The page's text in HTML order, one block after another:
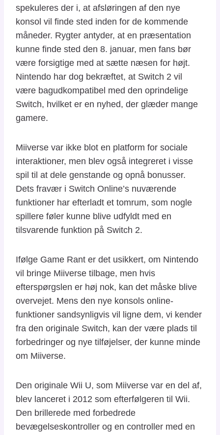
spekuleres der i, at afsløringen af den nye
konsol vil finde sted inden for de kommende
måneder. Rygter antyder, at en præsentation
kunne finde sted den 8. januar, men fans bør
være forsigtige med at sætte næsen for højt.
Nintendo har dog bekræftet, at Switch 2 vil
være bagudkompatibel med den oprindelige
Switch, hvilket er en nyhed, der glæder mange
gamere.
Miiverse var ikke blot en platform for sociale
interaktioner, men blev også integreret i visse
spil til at dele genstande og opnå bonusser.
Dets fravær i Switch Online’s nuværende
funktioner har efterladt et tomrum, som nogle
spillere føler kunne blive udfyldt med en
tilsvarende funktion på Switch 2.
Ifølge Game Rant er det usikkert, om Nintendo
vil bringe Miiverse tilbage, men hvis
efterspørgslen er høj nok, kan det måske blive
overvejet. Mens den nye konsols online-
funktioner sandsynligvis vil ligne dem, vi kender
fra den originale Switch, kan der være plads til
forbedringer og nye tilføjelser, der kunne minde
om Miiverse.
Den originale Wii U, som Miiverse var en del af,
blev lanceret i 2012 som efterfølgeren til Wii.
Den brillerede med forbedrede
bevægelseskontroller og en controller med en